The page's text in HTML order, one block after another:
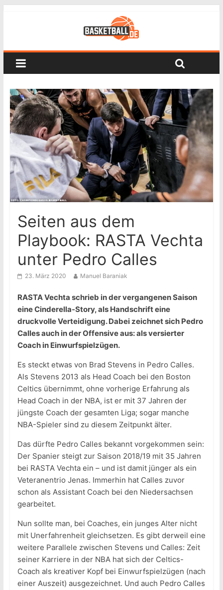
Seiten aus dem
Playbook: RASTA Vechta
unter Pedro Calles
23. März 2020 Manuel Baraniak
RASTA Vechta schrieb in der vergangenen Saison
eine Cinderella-Story, als Handschrift eine
druckvolle Verteidigung. Dabei zeichnet sich Pedro
Calles auch in der Offensive aus: als versierter
Coach in Einwurfspielzügen.
Es steckt etwas von Brad Stevens in Pedro Calles.
Als Stevens 2013 als Head Coach bei den Boston
Celtics übernimmt, ohne vorherige Erfahrung als
Head Coach in der NBA, ist er mit 37 Jahren der
jüngste Coach der gesamten Liga; sogar manche
NBA-Spieler sind zu diesem Zeitpunkt älter.
Das dürfte Pedro Calles bekannt vorgekommen sein:
Der Spanier steigt zur Saison 2018/19 mit 35 Jahren
bei RASTA Vechta ein – und ist damit jünger als ein
Veteranentrio Jenas. Immerhin hat Calles zuvor
schon als Assistant Coach bei den Niedersachsen
gearbeitet.
Nun sollte man, bei Coaches, ein junges Alter nicht
mit Unerfahrenheit gleichsetzen. Es gibt derweil eine
weitere Parallele zwischen Stevens und Calles: Zeit
seiner Karriere in der NBA hat sich der Celtics-
Coach als kreativer Kopf bei Einwurfspielzügen (nach
einer Auszeit) ausgezeichnet. Und auch Pedro Calles